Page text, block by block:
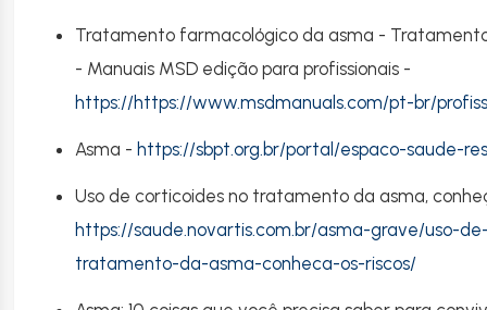
Tratamento farmacológico da asma -
- Manuais MSD edição para profissionais -
https://https://www.msdmanuals.com/pt-br/
Asma - https://sbpt.org.br/portal/espaco-saude-
Uso de corticoides no tratamento da asma,
https://saude.novartis.com.br/asma-grave/uso-
tratamento-da-asma-conheca-os-riscos/